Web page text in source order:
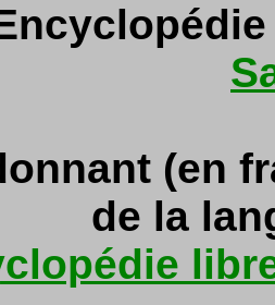
(en
de la